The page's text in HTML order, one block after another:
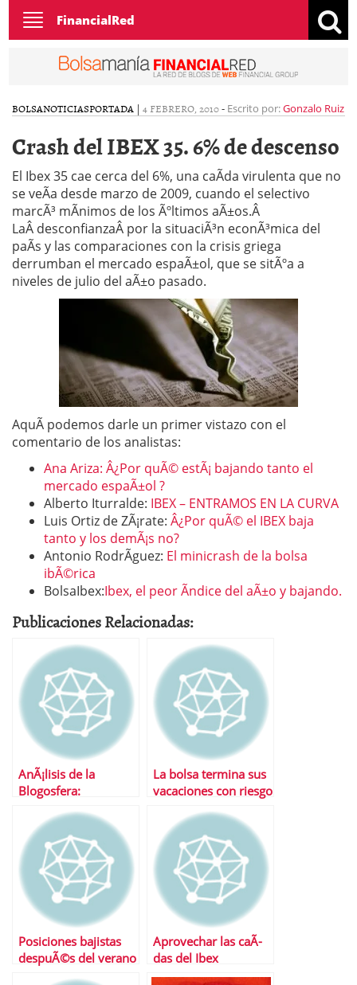
Toggle
navigation
FinancialRed
BOLSANOTICIASPORTADA | 4 FEBRERO, 2010- Escrito por:Gonzalo Ruiz
Crash del IBEX 35. 6% de descenso
El Ibex 35 cae cerca del 6%, una caÃ­da virulenta que no
se veÃ­a desde marzo de 2009, cuando el selectivo
marcÃ³ mÃ­nimos de los Ãºltimos aÃ±os.Â
LaÂ desconfianzaÂ por la situaciÃ³n econÃ³mica del
paÃ­s y las comparaciones con la crisis griega
derrumban el mercado espaÃ±ol, que se sitÃºa a
niveles de julio del aÃ±o pasado.
AquÃ­ podemos darle un primer vistazo con el
comentario de los analistas:
Ana Ariza: Â¿Por quÃ© estÃ¡ bajando tanto el
mercado espaÃ±ol ?
Alberto Iturralde: IBEX – ENTRAMOS EN LA CURVA
Luis Ortiz de ZÃ¡rate: Â¿Por quÃ© el IBEX baja
tanto y los demÃ¡s no?
Antonio RodrÃ­guez: El minicrash de la bolsa
ibÃ©rica
BolsaIbex:Ibex, el peor Ã­ndice del aÃ±o y bajando.
Publicaciones Relacionadas:
AnÃ¡lisis de la
Blogosfera:
La bolsa termina sus
vacaciones con riesgo
especulativos
Posiciones bajistas
despuÃ©s del verano
Aprovechar las caÃ­
das del Ibex